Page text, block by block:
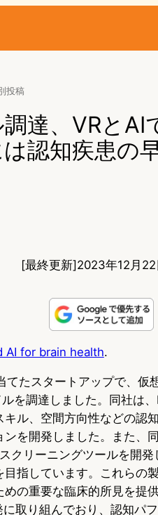
投稿
達、VRとAI
認知疾患の
[最終更新]2023年12月
AI for brain health.
たスタートアップで、仮
を調達しました。同社は
ル、空間方向性などの認
ンを開発しました。また、
クリーニングツールを開
指しています。これらの
の重要な臨床的所見を提
取り組んでおり、認知パ